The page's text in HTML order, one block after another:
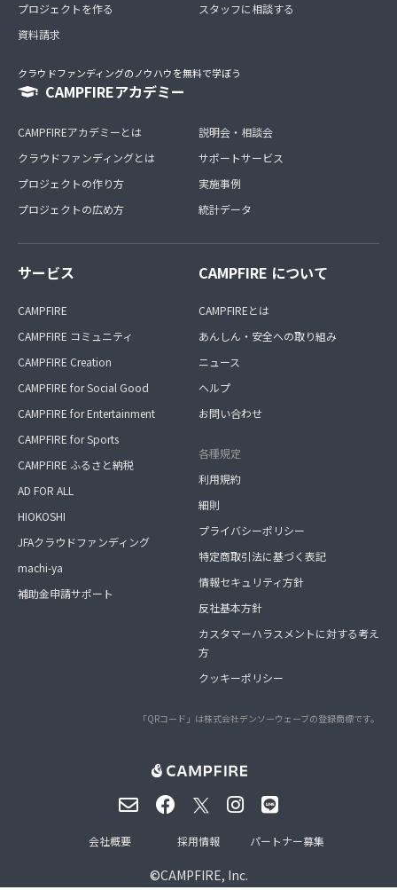
プロジェクトを作る
資料請求
スタッフに相談する
クラウドファンディングのノウハウを無料で学ぼう
CAMPFIREアカデミー
CAMPFIREアカデミーとは
クラウドファンディングとは
プロジェクトの作り方
プロジェクトの広め方
説明会・相談会
サポートサービス
実施事例
統計データ
サービス
CAMPFIRE
CAMPFIRE コミュニティ
CAMPFIRE Creation
CAMPFIRE for Social Good
CAMPFIRE for Entertainment
CAMPFIRE for Sports
CAMPFIRE ふるさと納税
AD FOR ALL
HIOKOSHI
JFAクラウドファンディング
machi-ya
補助金申請サポート
CAMPFIRE について
CAMPFIREとは
あんしん・安全への取り組み
ニュース
ヘルプ
お問い合わせ
各種規定
利用規約
細則
プライバシーポリシー
特定商取引法に基づく表記
情報セキュリティ方針
反社基本方針
カスタマーハラスメントに対する考え
方
クッキーポリシー
「QRコード」は株式会社デンソーウェーブの登録商標です。
©CAMPFIRE, Inc.
会社概要 採用情報 パートナー募集